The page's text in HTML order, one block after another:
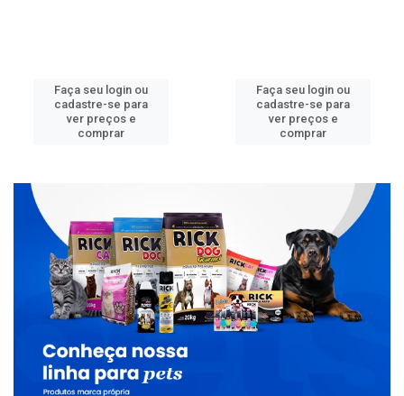
Faça seu login ou
cadastre-se para
ver preços e
comprar
Faça seu login ou
cadastre-se para
ver preços e
comprar